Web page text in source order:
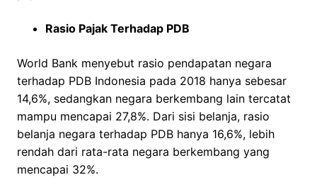
Rasio Pajak Terhadap PDB
World Bank menyebut rasio pendapatan negara
terhadap PDB Indonesia pada 2018 hanya sebesar
14,6%, sedangkan negara berkembang lain tercatat
mampu mencapai 27,8%. Dari sisi belanja, rasio
belanja negara terhadap PDB hanya 16,6%, lebih
rendah dari rata-rata negara berkembang yang
mencapai 32%.